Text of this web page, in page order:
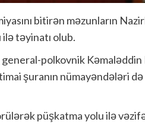
bitirən məzunların
təyinatı olub.
polkovnik
şuranın nümayəndələri
püşkatma yolu ilə